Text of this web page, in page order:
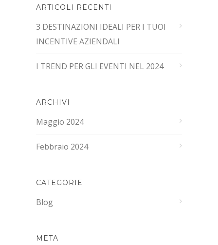
ARTICOLI RECENTI
3 DESTINAZIONI IDEALI PER I TUOI
INCENTIVE AZIENDALI
I TREND PER GLI EVENTI NEL 2024
ARCHIVI
Maggio 2024
Febbraio 2024
CATEGORIE
Blog
META